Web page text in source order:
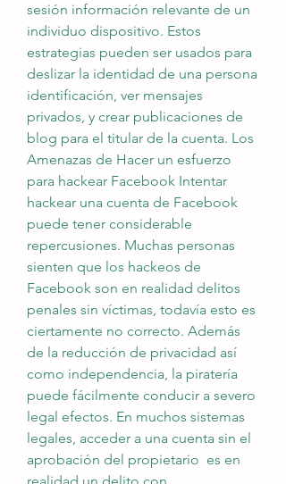
sesión información relevante de un
individuo dispositivo. Estos
estrategias pueden ser usados para
deslizar la identidad de una persona
identificación, ver mensajes
privados, y crear publicaciones de
blog para el titular de la cuenta. Los
Amenazas de Hacer un esfuerzo
para hackear Facebook Intentar
hackear una cuenta de Facebook
puede tener considerable
repercusiones. Muchas personas
sienten que los hackeos de
Facebook son en realidad delitos
penales sin víctimas, todavía esto es
ciertamente no correcto. Además
de la reducción de privacidad así
como independencia, la piratería
puede fácilmente conducir a severo
legal efectos. En muchos sistemas
legales, acceder a una cuenta sin el
aprobación del propietario  es en